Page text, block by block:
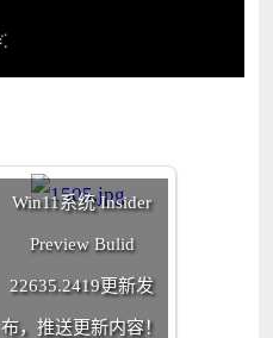
Win11系统 Insider
Preview Bulid
22635.2419更新发
布，推送更新内容！